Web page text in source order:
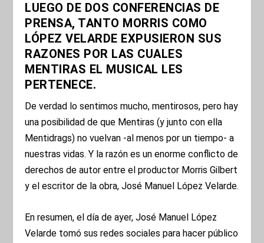
LUEGO DE DOS CONFERENCIAS DE
PRENSA, TANTO MORRIS COMO
LÓPEZ VELARDE EXPUSIERON SUS
RAZONES POR LAS CUALES
MENTIRAS EL MUSICAL LES
PERTENECE.
De verdad lo sentimos mucho, mentirosos, pero hay
una posibilidad de que Mentiras (y junto con ella
Mentidrags) no vuelvan -al menos por un tiempo- a
nuestras vidas. Y la razón es un enorme conflicto de
derechos de autor entre el productor Morris Gilbert
y el escritor de la obra, José Manuel López Velarde.
En resumen, el día de ayer, José Manuel López
Velarde tomó sus redes sociales para hacer público